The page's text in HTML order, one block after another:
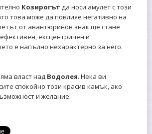
Козирогът да носи амулет с този
това може да повлияе негативно на
от авантюринов знак ще стане
ексцентричен и
е напълно нехарактерно за него.
власт над Водолея. Нека ви
спокойно този красив камък, ако
и желание.